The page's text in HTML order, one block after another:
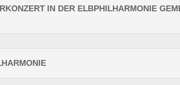
IN DER ELBPHILHARMONIE